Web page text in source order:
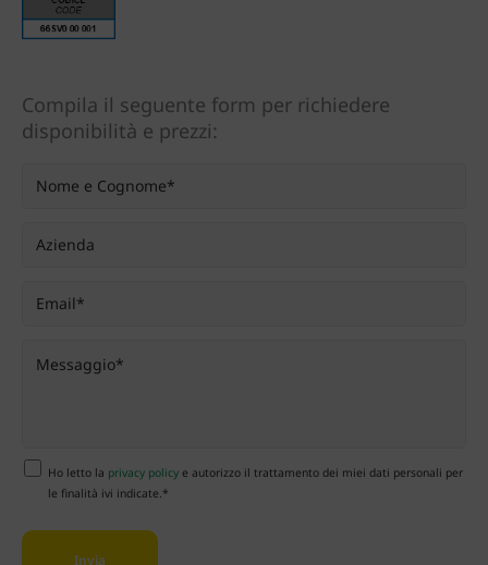
Compila il seguente form per richiedere
disponibilità e prezzi:
Ho letto la privacy policye autorizzo il trattamento dei miei dati personali per
le finalità ivi indicate.*